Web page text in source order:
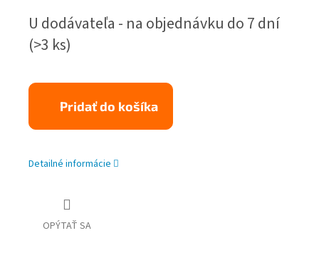
cena:
U dodávateľa - na objednávku do 7 dní
(>3 ks)
Pridať do košíka
Detailné informácie
OPÝTAŤ SA